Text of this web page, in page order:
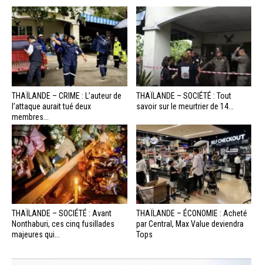
THAÏLANDE – CRIME : L’auteur de
l’attaque aurait tué deux
membres...
THAÏLANDE – SOCIÉTÉ : Tout
savoir sur le meurtrier de 14...
THAÏLANDE – SOCIÉTÉ : Avant
Nonthaburi, ces cinq fusillades
majeures qui...
THAÏLANDE – ÉCONOMIE : Acheté
par Central, Max Value deviendra
Tops